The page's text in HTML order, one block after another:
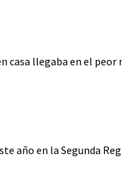
casa llegaba en el peor
año en la Segunda